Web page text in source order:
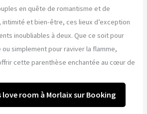
en quête de romantisme et de
intimité et bien-être, ces lieux d’exception
inoubliables à deux. Que ce soit pour
simplement pour raviver la flamme,
cette parenthèse enchantée au cœur de
love room à Morlaix sur Booking